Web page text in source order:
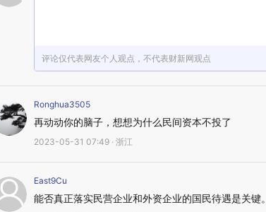
评论仅代表网友个人观点，不代表财新网观点
Ronghua3505
再动动你的脑子，想想为什么民间资本不投了
2023-05-31 07:49 · 浙江
East9Cu
能否真正落实民营企业和外资企业的国民待遇是关键。